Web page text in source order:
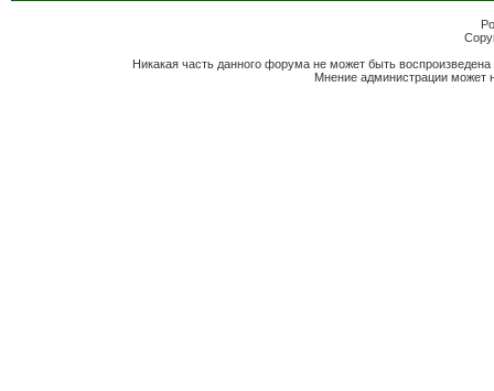
Никакая часть данного форума не может быть
Мнение администрации может